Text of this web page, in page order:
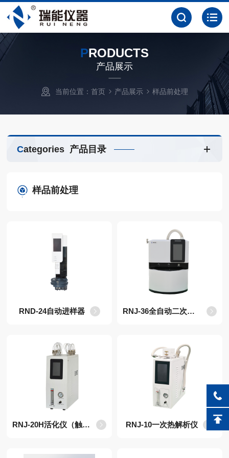
PRODUCTS
产品展示
当前位置： 首页 产品展示 样品前处理
Categories 产品目录
样品前处理
RND-24自动进样器 RNJ-36全自动二次热解析仪
RNJ-20H活化仪（触摸款） RNJ-10一次热解析仪